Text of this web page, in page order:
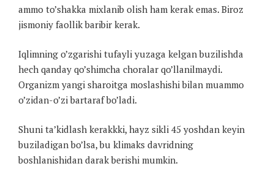
ammo to’shakka mixlanib olish ham kerak emas. Biroz
jismoniy faollik baribir kerak.
Iqlimning o’zgarishi tufayli yuzaga kelgan buzilishda
hech qanday qo’shimcha choralar qo’llanilmaydi.
Organizm yangi sharoitga moslashishi bilan muammo
o’zidan-o’zi bartaraf bo’ladi.
Shuni ta’kidlash kerakkki, hayz sikli 45 yoshdan keyin
buziladigan bo’lsa, bu klimaks davridning
boshlanishidan darak berishi mumkin.